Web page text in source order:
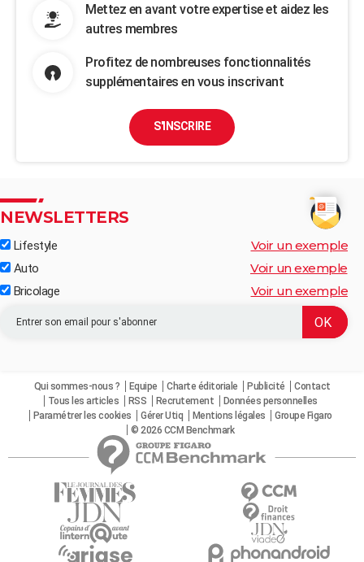
Mettez en avant votre expertise et aidez les
autres membres
Profitez de nombreuses fonctionnalités
supplémentaires en vous inscrivant
S'INSCRIRE
NEWSLETTERS
Lifestyle Voir un exemple
Auto Voir un exemple
Bricolage Voir un exemple
Qui sommes-nous ? Equipe Charte éditoriale Publicité
Contact
Tous les articles
RSS Recrutement
Données personnelles
Paramétrer les cookies
Gérer Utiq Mentions légales
Groupe Figaro
© 2026 CCM Benchmark